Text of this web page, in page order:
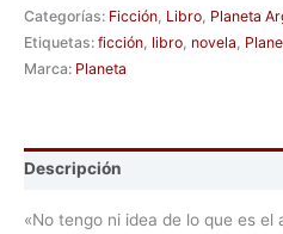
Categorías: Ficción Libro Planeta
Etiquetas: ficción libro novela
Marca: Planeta
Descripción
«No tengo ni idea de lo que es